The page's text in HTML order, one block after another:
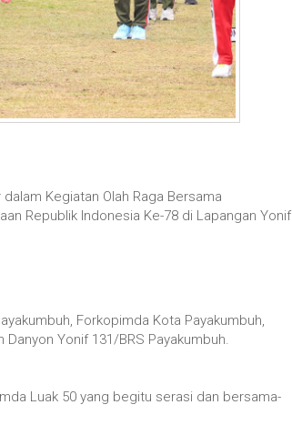
Kegiatan Olah Raga Bersama
Republik Indonesia Ke-78 di Lapangan Yonif
Forkopimda Kota Payakumbuh,
Yonif 131/BRS Payakumbuh.
Luak 50 yang begitu serasi dan bersama-